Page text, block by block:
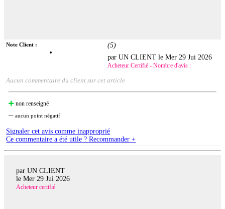
Note Client : (5)
par UN CLIENT leMer 29 Jui 2026
Acheteur Certifié - Nombre d'avis :
Aucun commentaire du client sur cet article
non renseigné
aucun point négatif
Signaler cet avis comme inapproprié
Ce commentaire a été utile ? Recommander +
par UN CLIENT
le Mer 29 Jui 2026
Acheteur certifié